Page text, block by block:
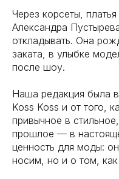
Через корсеты,
Александра
откладывать. Она
заката, в улыбке
после шоу.
Наша редакция была
Koss Koss и от того,
привычное в
прошлое — в
ценность для моды:
носим, но и о том,
© 2026 Belt. All
Настоящее издание
массовой информации (СМИ).
№ ФС77-89714 от 08.07.2025,
надзору в сфере связи,
массовых